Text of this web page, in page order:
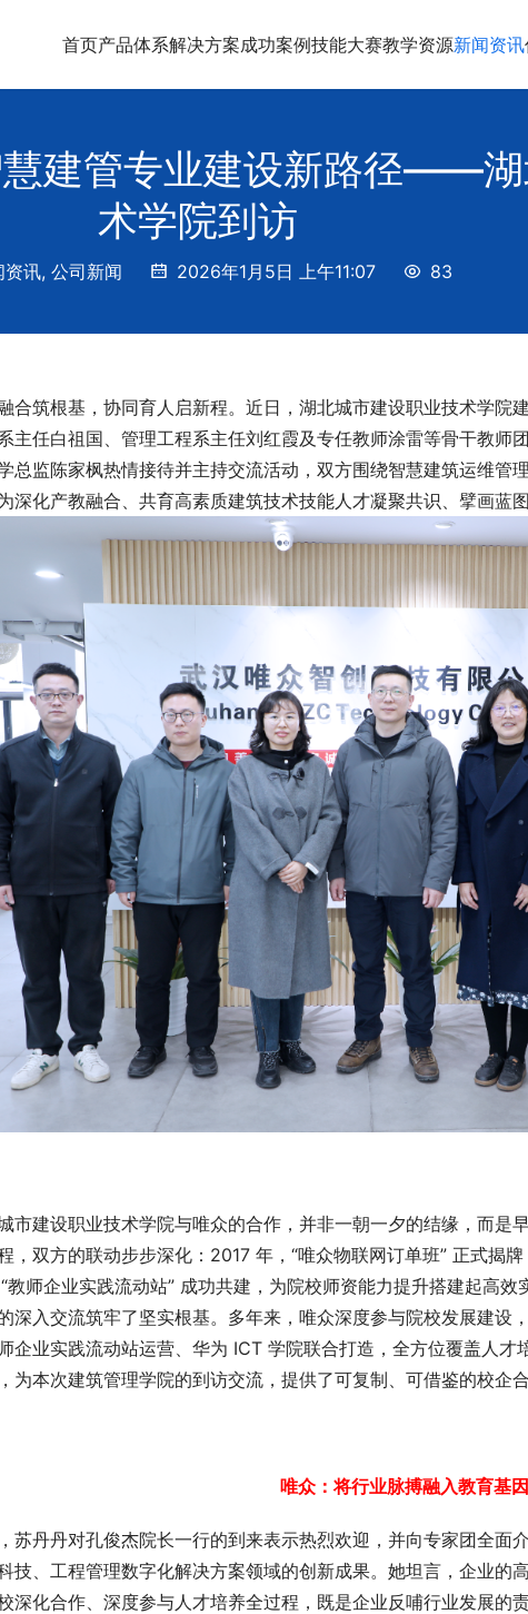
首页产品体系解决方案成功案例技能大赛教学资源新闻资讯
建管专业建设新路径——
术学院到访
资讯, 公司新闻 2026年1月5日 上午11:07 83
合筑根基，协同育人启新程。近日，湖北城市建设职业技术学院
主任白祖国、管理工程系主任刘红霞及专任教师涂雷等骨干教师
总监陈家枫热情接待并主持交流活动，双方围绕智慧建筑运维管
深化产教融合、共育高素质建筑技术技能人才凝聚共识、擘画蓝图
市建设职业技术学院与唯众的合作，并非一朝一夕的结缘，而是
，双方的联动步步深化：2017 年，“唯众物联网订单班” 正式揭
教师企业实践流动站” 成功共建，为院校师资能力提升搭建起高
深入交流筑牢了坚实根基。多年来，唯众深度参与院校发展建设
企业实践流动站运营、华为 ICT 学院联合打造，全方位覆盖人才
为本次建筑管理学院的到访交流，提供了可复制、可借鉴的校企合
唯众：将行业脉搏融入教育基因
苏丹丹对孔俊杰院长一行的到来表示热烈欢迎，并向专家团全面
技、工程管理数字化解决方案领域的创新成果。她坦言，企业的
深化合作、深度参与人才培养全过程，既是企业反哺行业发展的